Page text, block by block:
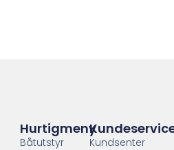
Kundsenter
Hurtigmeny
Båtutstyr